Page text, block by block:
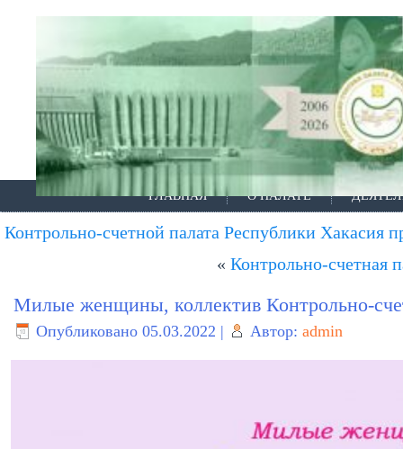
ГЛАВНАЯ О ПАЛАТЕ
Контрольно-счетной палата Республики Хакасия
« Контрольно-счетная
Милые женщины, коллектив Контрольно-
Опубликовано 05.03.2022 | Автор: admin